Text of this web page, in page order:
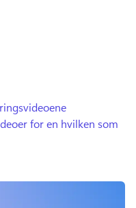
for en hvilken som